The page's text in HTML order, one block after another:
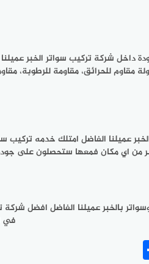
داخل شركة تركيب سواتر الخبر
مقاوم للحرائق، مقاومة للرطوبة،
عميلنا الفاضل امتلك خدمه تركيب
من اي مكان فمعها ستحصلون على
بالخبر عميلنا الفاضل افضل
في